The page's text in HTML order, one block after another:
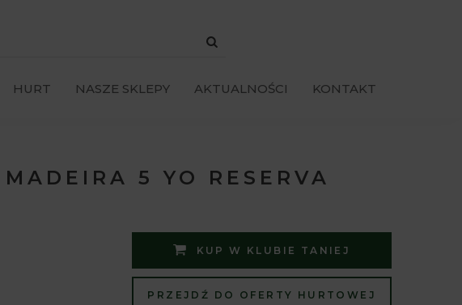
HURT NASZE SKLEPY AKTUALNOŚCI KONTAKT
5 YO RESERVA
KUP W KLUBIE TANIEJ
PRZEJDŹ DO OFERTY HURTOWEJ